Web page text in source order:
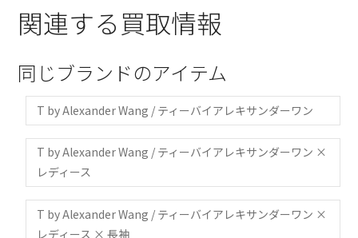
関連する買取情報
同じブランドのアイテム
T by Alexander Wang / ティーバイアレキサンダーワン
T by Alexander Wang / ティーバイアレキサンダーワン ×
レディース
T by Alexander Wang / ティーバイアレキサンダーワン ×
レディース × 長袖